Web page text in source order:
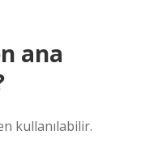
ana
kullanılabilir.